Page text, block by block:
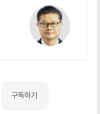
구독하기